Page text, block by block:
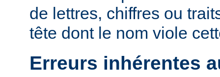
de lettres, chiffres ou
tête dont le nom viole
Erreurs inhérentes